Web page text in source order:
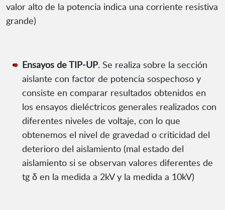
valor alto de la potencia indica una corriente resistiva
grande)
Ensayos de TIP-UP. Se realiza sobre la sección
aislante con factor de potencia sospechoso y
consiste en comparar resultados obtenidos en
los ensayos dieléctricos generales realizados con
diferentes niveles de voltaje, con lo que
obtenemos el nivel de gravedad o criticidad del
deterioro del aislamiento (mal estado del
aislamiento si se observan valores diferentes de
tg δ en la medida a 2kV y la medida a 10kV)